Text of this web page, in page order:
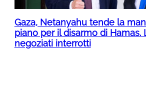
Gaza, Netanyahu tende la
piano per il disarmo di Hamas.
negoziati interrotti